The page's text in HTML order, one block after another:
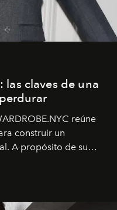
las claves de una
reúne
construir un
A propósito de su
firma neoyorquina y
global de la marca